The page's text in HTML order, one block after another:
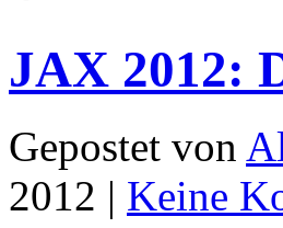
JAX 2012:
Gepostet von
2012 | Keine